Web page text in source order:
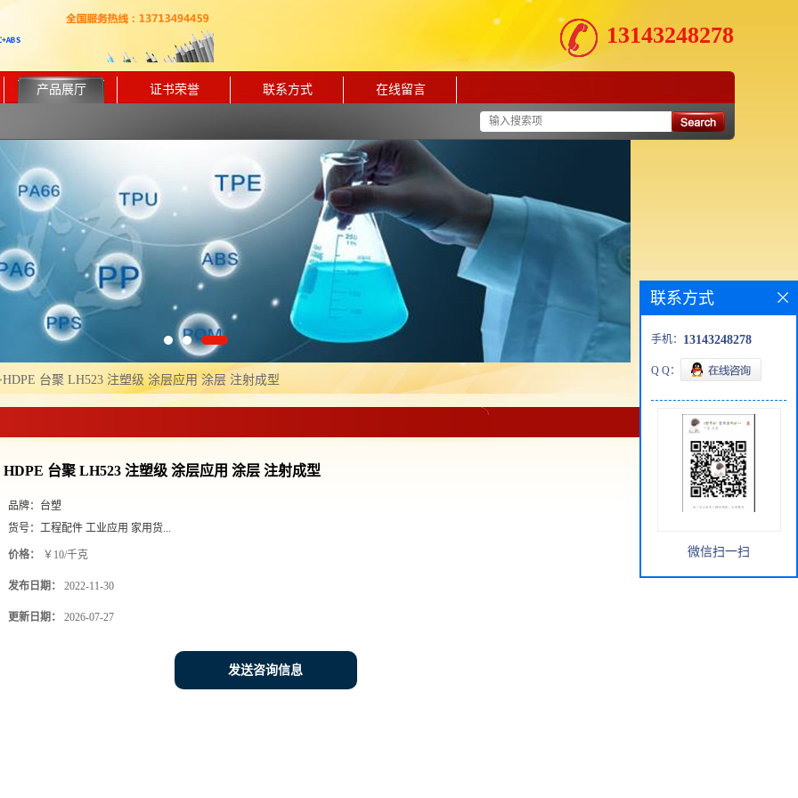
13143248278
产品展厅 证书荣誉 联系方式 在线留言
HDPE 台聚 LH523 注塑级 涂层应用 涂层 注射成型
HDPE 台聚 LH523 注塑级 涂层应用 涂层 注射成型
品牌： 台塑
货号： 工程配件 工业应用 家用货...
价格： ￥10/千克
发布日期： 2022-11-30
更新日期： 2026-07-27
发送咨询信息
联系方式
手机： 13143248278
Q Q：
微信扫一扫